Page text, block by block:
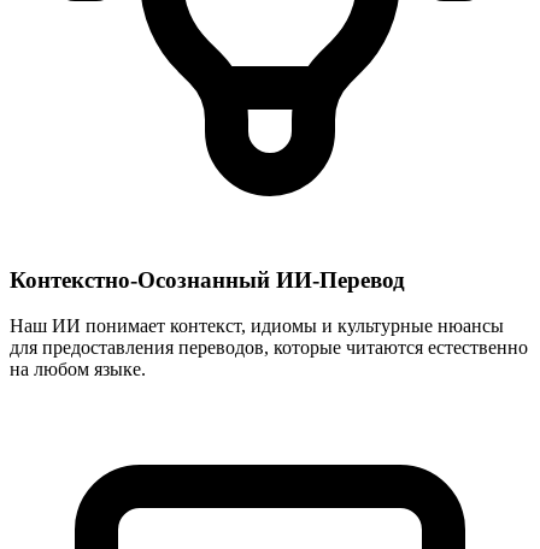
Контекстно-Осознанный ИИ-Перевод
Наш ИИ понимает контекст, идиомы и культурные нюансы
для предоставления переводов, которые читаются естественно
на любом языке.